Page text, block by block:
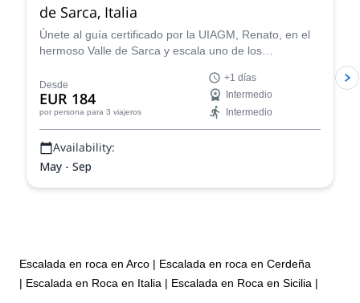
de Sarca, Italia
Únete al guía certificado por la UIAGM, Renato, en el
hermoso Valle de Sarca y escala uno de los
largo de los gigantescos acantilados de Arco.
Desde
EUR 184
por persona para 3 viajeros
+1 días
Intermedio
Intermedio
Availability:
May - Sep
Escalada en roca en Arco | Escalada en roca en Cerdeña
| Escalada en Roca en Italia | Escalada en Roca en Sicilia |